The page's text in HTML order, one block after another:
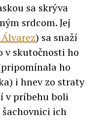
sa skrýva
srdcom. Jej
) sa snaží
v skutočnosti ho
ho
i hnev zo straty
v príbehu boli
ich